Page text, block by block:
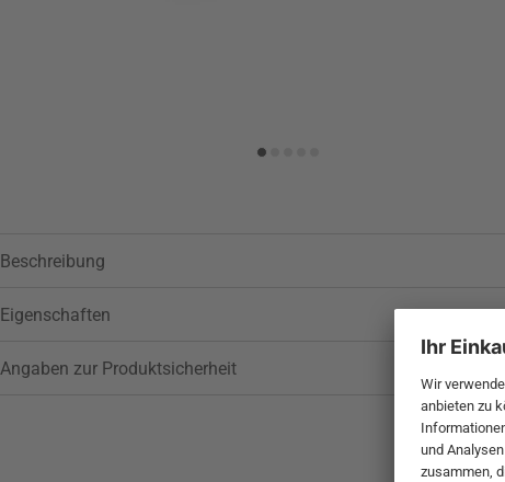
Beschreibung
Eigenschaften
Angaben zur Produktsicherheit